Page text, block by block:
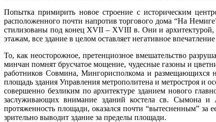
Попытка примирить новое строение с историческим
расположенного почти напротив торгового дома “На
стилизованы под конец XVII – XVIII в. Они и архитектурой,
этажам, все здание в целом оставляет негативное
То, как неосторожное, претенциозное вмешательство
минчан помнят брусчатое мощение, чудесные газоны и
работников Совмина, Мингорисполкома и размещающихся
площадь здания Управления метрополитена и метростроя и
совершенно безликим по архитектуре зданием нового
заслуживающих внимание зданий костела св. Сымона и
протяженность площади, оказался почти “вытесненным” за
зрительно выводит здание за пределы площади.